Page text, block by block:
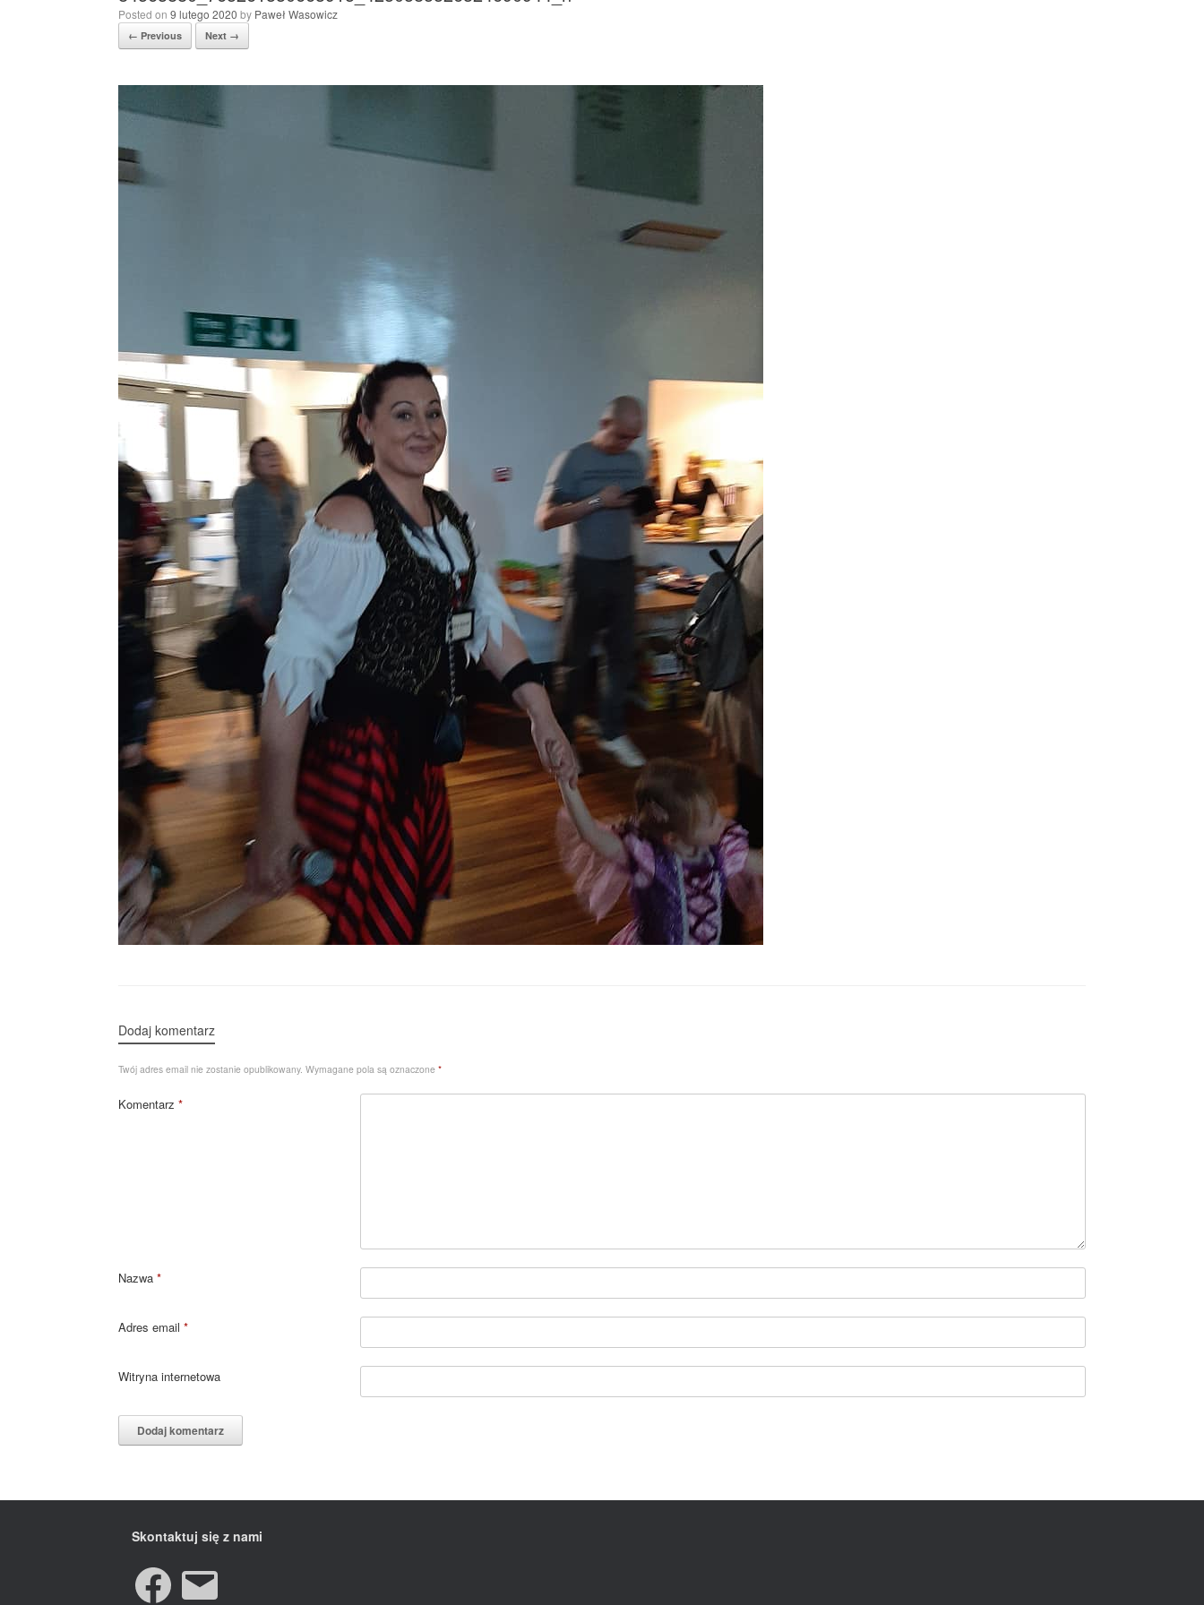
Posted on 9 lutego 2020 by Paweł Wasowicz
← Previous Next →
Dodaj komentarz
Twój adres email nie zostanie opublikowany. Wymagane pola są oznaczone *
Komentarz *
Nazwa *
Adres email *
Witryna internetowa
Skontaktuj się z nami
Facebook E-
mail